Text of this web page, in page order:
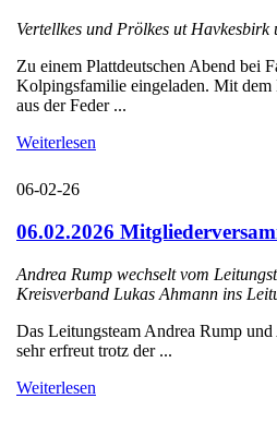
Vertellkes und Prölkes ut Havkesbirk
Zu einem Plattdeutschen Abend bei
Kolpingsfamilie eingeladen. Mit
aus der Feder ...
Weiterlesen
06-02-26
06.02.2026
Andrea Rump wechselt vom
Kreisverband Lukas Ahmann ins
Das Leitungsteam Andrea Rump
sehr erfreut trotz der ...
Weiterlesen